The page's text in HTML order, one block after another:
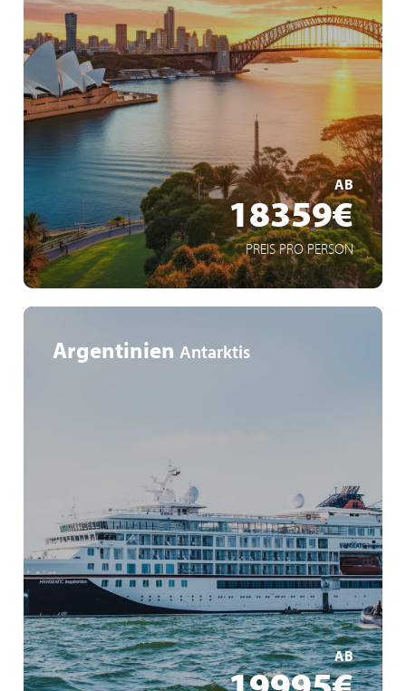
AB
18359€
PREIS PRO PERSON
Weltreise
42 Zwischenstopps auf 6 Kontinenten
15 eingeschlossene Ausflüge
MEHR ERFAHREN
Argentinien Antarktis
AB
Tierparadies Antarktis & Südgeorgien
Expedition mitten ins ewige Eis
Auf den Spuren großer Polarforscher
MEHR ERFAHREN